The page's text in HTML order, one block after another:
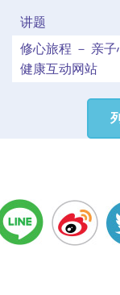
讲题
修心旅程 － 亲子
健康互动网站